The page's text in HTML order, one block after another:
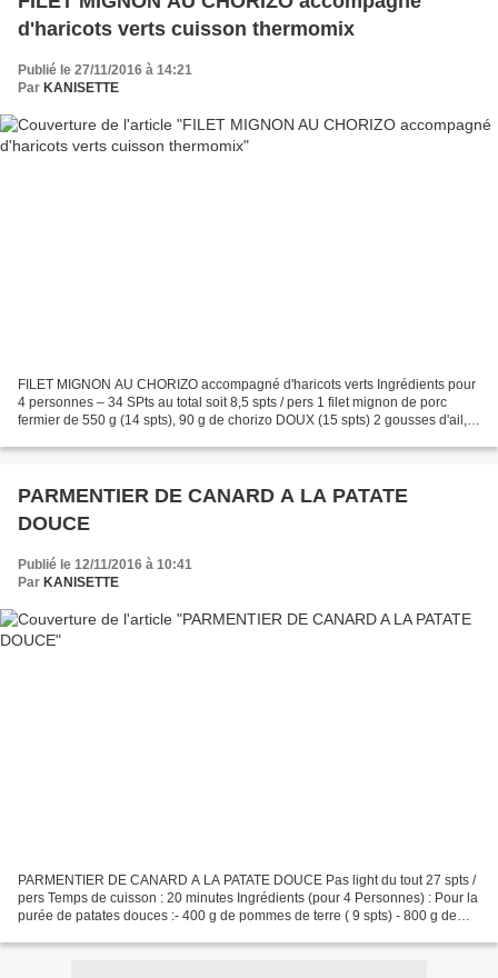
d'haricots verts cuisson thermomix
Publié le 27/11/2016 à 14:21
Par KANISETTE
FILET MIGNON AU CHORIZO accompagné d'haricots verts Ingrédients pour
4 personnes – 34 SPts au total soit 8,5 spts / pers 1 filet mignon de porc
fermier de 550 g (14 spts), 90 g de chorizo DOUX (15 spts) 2 gousses d'ail, 1
PARMENTIER DE CANARD A LA PATATE
DOUCE
Publié le 12/11/2016 à 10:41
Par KANISETTE
PARMENTIER DE CANARD A LA PATATE DOUCE Pas light du tout 27 spts /
pers Temps de cuisson : 20 minutes Ingrédients (pour 4 Personnes) : Pour la
purée de patates douces :- 400 g de pommes de terre ( 9 spts) - 800 g de